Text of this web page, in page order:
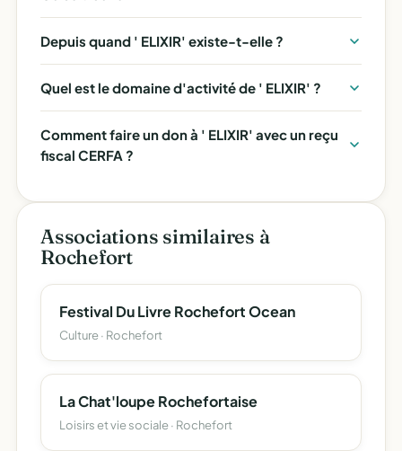
Depuis quand ' ELIXIR' existe-t-elle ?
Quel est le domaine d'activité de ' ELIXIR' ?
Comment faire un don à ' ELIXIR' avec un reçu
fiscal CERFA ?
Associations similaires à
Rochefort
Festival Du Livre Rochefort Ocean
Culture · Rochefort
La Chat'loupe Rochefortaise
Loisirs et vie sociale · Rochefort